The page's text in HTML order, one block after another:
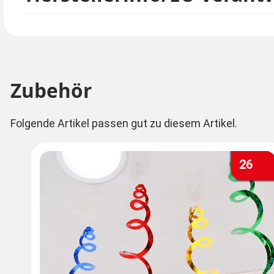
Zubehör
Folgende Artikel passen gut zu diesem Artikel.
26